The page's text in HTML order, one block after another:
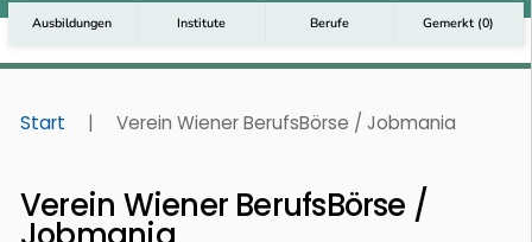
Ausbildungen Institute Berufe Gemerkt (0)
Start | Verein Wiener BerufsBörse / Jobmania
Verein Wiener BerufsBörse /